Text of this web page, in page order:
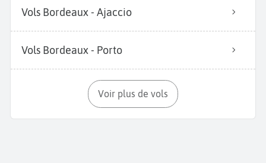
Vols Bordeaux - Ajaccio
Vols Bordeaux - Porto
Voir plus de vols